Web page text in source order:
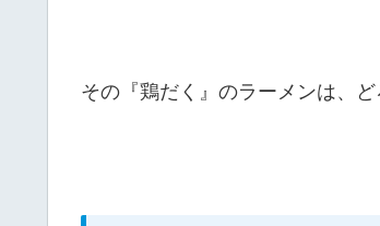
その『鶏だく』のラーメンは、